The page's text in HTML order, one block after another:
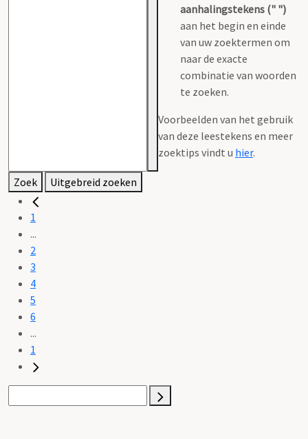
aanhalingstekens (" ")
aan het begin en einde
van uw zoektermen om
naar de exacte
combinatie van woorden
te zoeken.
Voorbeelden van het gebruik
van deze leestekens en meer
zoektips vindt u hier.
Zoek Uitgebreid zoeken
1
...
2
3
4
5
6
...
1